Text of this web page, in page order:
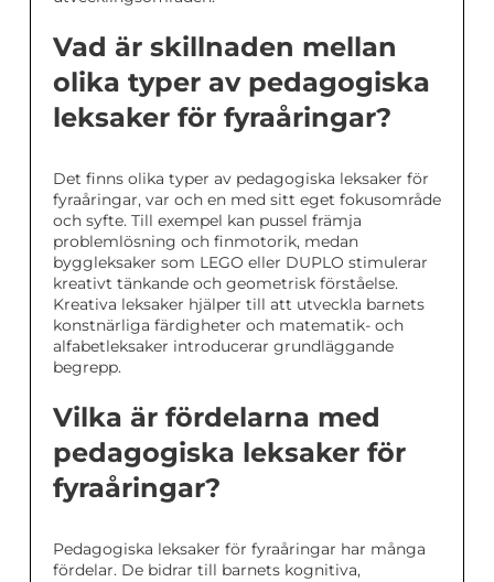
Vad är skillnaden mellan
olika typer av pedagogiska
leksaker för fyraåringar?
Det finns olika typer av pedagogiska leksaker för
fyraåringar, var och en med sitt eget fokusområde
och syfte. Till exempel kan pussel främja
problemlösning och finmotorik, medan
byggleksaker som LEGO eller DUPLO stimulerar
kreativt tänkande och geometrisk förståelse.
Kreativa leksaker hjälper till att utveckla barnets
konstnärliga färdigheter och matematik- och
alfabetleksaker introducerar grundläggande
begrepp.
Vilka är fördelarna med
pedagogiska leksaker för
fyraåringar?
Pedagogiska leksaker för fyraåringar har många
fördelar. De bidrar till barnets kognitiva,